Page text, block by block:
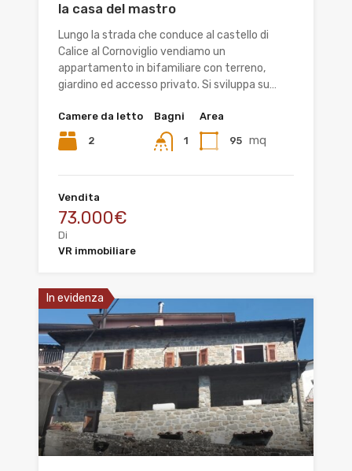
la casa del mastro
Lungo la strada che conduce al castello di
Calice al Cornoviglio vendiamo un
appartamento in bifamiliare con terreno,
giardino ed accesso privato. Si sviluppa su…
Camere da letto
2
Bagni
1
Area
95 mq
Vendita
73.000€
Di
VR immobiliare
In evidenza